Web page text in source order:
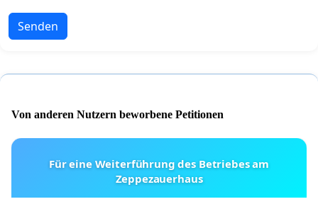
Senden
Von anderen Nutzern beworbene Petitionen
Für eine Weiterführung des Betriebes am
Zeppezauerhaus